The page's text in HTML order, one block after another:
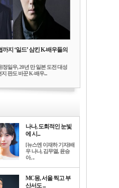
지 ‘일드’ 삼킨 K-배우들의
일우, 20년 만 일본 도전 대성
판도 바꾼 K-배우...
나나, 도회적인 눈빛
에 시...
[뉴스엔 이재하 기자]배
우 나나, 김무열, 윤승
아, ..
MC몽, 서울 찍고 부
산서도 ...